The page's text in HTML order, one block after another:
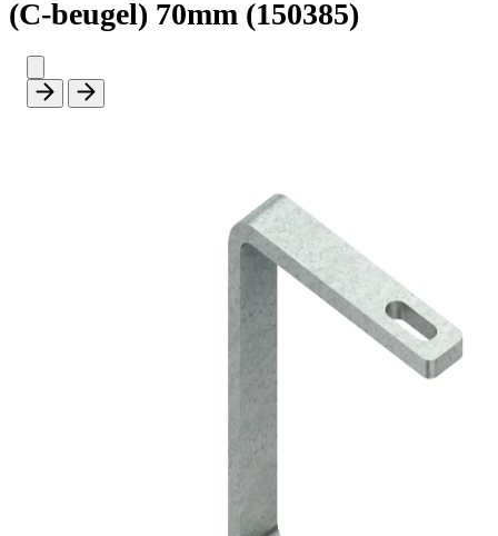
(C-beugel) 70mm (150385)